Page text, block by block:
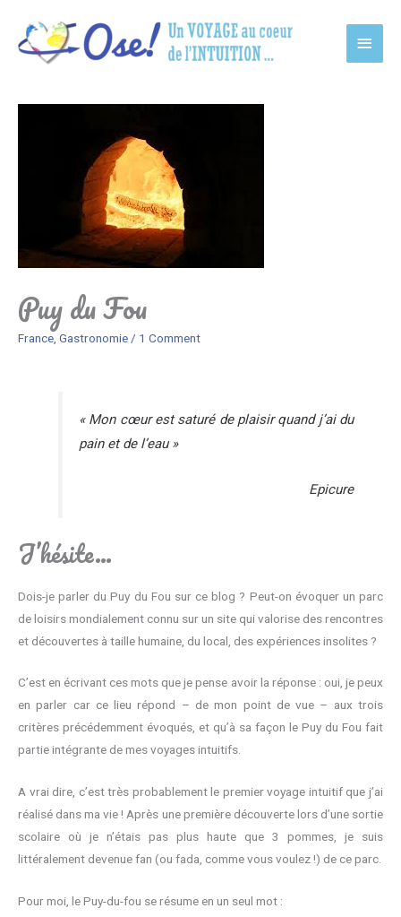
Main
Puy du Fou
France Gastronomie / 1 Comment
« Mon cœur est saturé de plaisir quand j’ai du
pain et de l’eau »
Epicure
J’hésite…
Dois-je parler du Puy du Fou sur ce blog ? Peut-on évoquer un parc
de loisirs mondialement connu sur un site qui valorise des rencontres
et découvertes à taille humaine, du local, des expériences insolites ?
C’est en écrivant ces mots que je pense avoir la réponse : oui, je peux
en parler car ce lieu répond – de mon point de vue – aux trois
critères précédemment évoqués, et qu’à sa façon le Puy du Fou fait
partie intégrante de mes voyages intuitifs.
A vrai dire, c’est très probablement le premier voyage intuitif que j’ai
réalisé dans ma vie ! Après une première découverte lors d’une sortie
scolaire où je n’étais pas plus haute que 3 pommes, je suis
littéralement devenue fan (ou fada, comme vous voulez !) de ce parc.
Pour moi, le Puy-du-fou se résume en un seul mot :